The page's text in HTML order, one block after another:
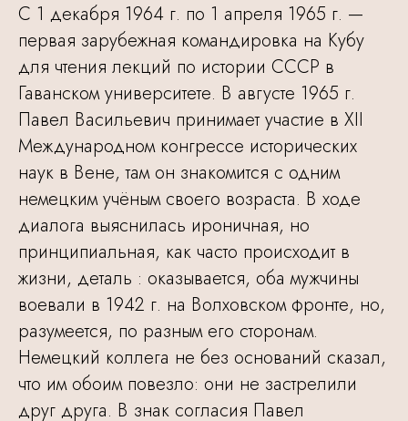
С 1 декабря 1964 г. по 1 апреля 1965 г. —
первая зарубежная командировка на Кубу
для чтения лекций по истории СССР в
Гаванском университете. В августе 1965 г.
Павел Васильевич принимает участие в XII
Международном конгрессе исторических
наук в Вене, там он знакомится с одним
немецким учёным своего возраста. В ходе
диалога выяснилась ироничная, но
принципиальная, как часто происходит в
жизни, деталь : оказывается, оба мужчины
воевали в 1942 г. на Волховском фронте, но,
разумеется, по разным его сторонам.
Немецкий коллега не без оснований сказал,
что им обоим повезло: они не застрелили
друг друга. В знак согласия Павел